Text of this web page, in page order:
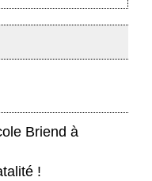
Briend à
!